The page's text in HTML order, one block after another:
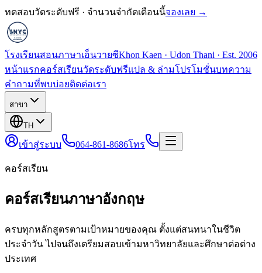
ทดสอบวัดระดับฟรี · จำนวนจำกัดเดือนนี้จองเลย →
โรงเรียนสอนภาษาเอ็นวายซีKhon Kaen · Udon Thani · Est. 2006
หน้าแรกคอร์สเรียนวัดระดับฟรีแปล & ล่ามโปรโมชั่นบทความ
คำถามที่พบบ่อยติดต่อเรา
สาขา
TH
เข้าสู่ระบบ 064-861-8686โทร
คอร์สเรียน
คอร์สเรียนภาษาอังกฤษ
ครบทุกหลักสูตรตามเป้าหมายของคุณ ตั้งแต่สนทนาในชีวิต
ประจำวัน ไปจนถึงเตรียมสอบเข้ามหาวิทยาลัยและศึกษาต่อต่าง
ประเทศ